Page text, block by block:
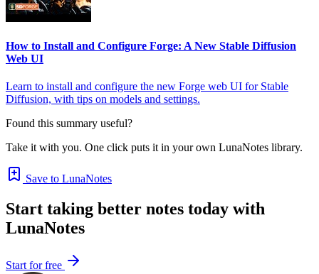
How to Install and Configure Forge: A New Stable Diffusion
Web UI
Learn to install and configure the new Forge web UI for Stable
Diffusion, with tips on models and settings.
Found this summary useful?
Take it with you. One click puts it in your own LunaNotes library.
Save to LunaNotes
Start taking better notes today with
LunaNotes
Start for free